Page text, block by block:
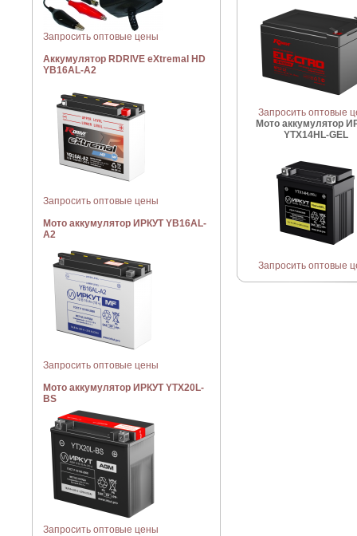
Запросить оптовые цены
Аккумулятор RDRIVE eXtremal HD
YB16AL-A2
Запросить оптовые цены
Мото аккумулятор ИРКУТ YB16AL-
A2
Запросить оптовые цены
Мото аккумулятор ИРКУТ YTX20L-
BS
Запросить оптовые цены
Запросить оптовые
Мото аккумулятор
YTX14HL-GEL
Запросить оптовые